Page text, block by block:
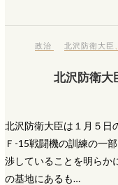
政治 北沢防衛大臣
北沢防衛大
北沢防衛大臣は１月５日
Ｆ-15戦闘機の訓練の一
渉していることを明らか
の基地にあるも…